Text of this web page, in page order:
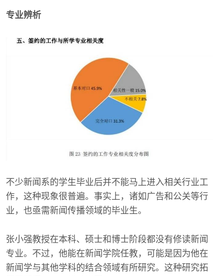
专业辨析
不少新闻系的学生毕业后并不能马上进入相关行业工
作，这种现象很普遍。事实上，诸如广告和公关等行
业，也亟需新闻传播领域的毕业生。
张小强教授在本科、硕士和博士阶段都没有修读新闻
专业。不过，他能在新闻学院任教，可能是因为他在
新闻学与其他学科的结合领域有所研究。这种研究拓